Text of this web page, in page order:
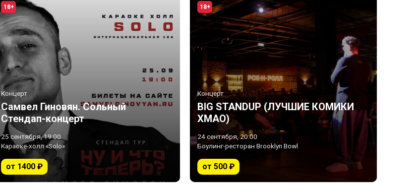
18+
Концерт
Самвел Гиновян. Сольный
Стендап-концерт
25 сентября, 19:00
Караоке-холл «Solo»
от 1400 ₽
18+
Концерт
BIG STANDUP (ЛУЧШИЕ КОМИКИ
ХМАО)
24 сентября, 20:00
Боулинг-ресторан Brooklyn Bowl
от 500 ₽